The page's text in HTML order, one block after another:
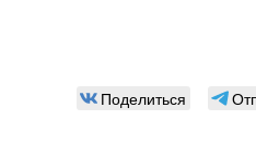
Поделиться